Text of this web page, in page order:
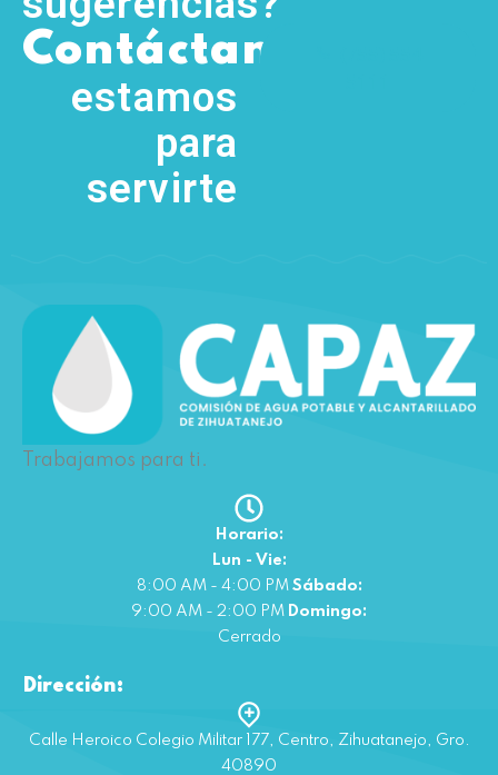
Contáctanos
estamos
para
servirte
Trabajamos para ti.
Horario:
Lun - Vie:
8:00 AM - 4:00 PM Sábado:
9:00 AM - 2:00 PM Domingo:
Cerrado
Dirección:
Calle Heroico Colegio Militar 177, Centro, Zihuatanejo, Gro.
40890